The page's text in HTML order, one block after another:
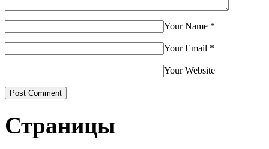
Your Name *
Your Email *
Your Website
Страницы